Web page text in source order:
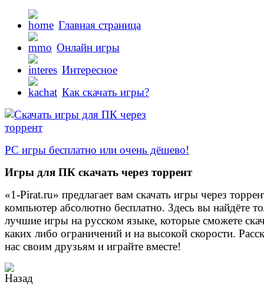
Главная страница
Онлайн игры
Интересное
Как скачать игры?
PC игры бесплатно или очень дёшево!
Игры для ПК скачать через торрент
«1-Pirat.ru» предлагает вам скачать игры через
компьютер абсолютно бесплатно. Здесь вы найдёте
лучшие игры на русском языке, которые сможете
каких либо ограничений и на высокой скорости.
нас своим друзьям и играйте вместе!